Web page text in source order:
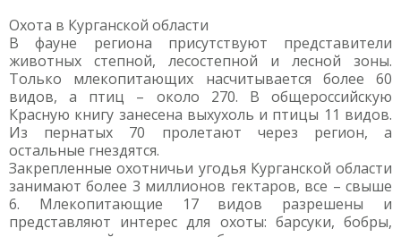
Охота в Курганской области
В фауне региона присутствуют представители
животных степной, лесостепной и лесной зоны.
Только млекопитающих насчитывается более 60
видов, а птиц – около 270. В общероссийскую
Красную книгу занесена выхухоль и птицы 11 видов.
Из пернатых 70 пролетают через регион, а
остальные гнездятся.
Закрепленные охотничьи угодья Курганской области
занимают более 3 миллионов гектаров, все – свыше
6. Млекопитающие 17 видов разрешены и
представляют интерес для охоты: барсуки, бобры,